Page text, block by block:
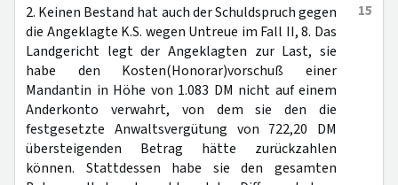
15
2. Keinen Bestand hat auch der Schuldspruch gegen
die Angeklagte K.S. wegen Untreue im Fall II, 8. Das
Landgericht legt der Angeklagten zur Last, sie
habe den Kosten(Honorar)vorschuß einer
Mandantin in Höhe von 1.083 DM nicht auf einem
Anderkonto verwahrt, von dem sie den die
festgesetzte Anwaltsvergütung von 722,20 DM
übersteigenden Betrag hätte zurückzahlen
können. Stattdessen habe sie den gesamten